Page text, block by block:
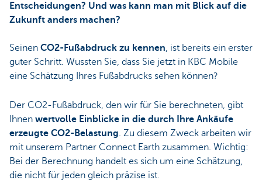
Entscheidungen? Und was kann man mit Blick auf die
Zukunft anders machen?
Seinen CO2-Fußabdruck zu kennen, ist bereits ein erster
guter Schritt. Wussten Sie, dass Sie jetzt in KBC Mobile
eine Schätzung Ihres Fußabdrucks sehen können?
Der CO2-Fußabdruck, den wir für Sie berechneten, gibt
Ihnen wertvolle Einblicke in die durch Ihre Ankäufe
erzeugte CO2-Belastung. Zu diesem Zweck arbeiten wir
mit unserem Partner Connect Earth zusammen. Wichtig:
Bei der Berechnung handelt es sich um eine Schätzung,
die nicht für jeden gleich präzise ist.